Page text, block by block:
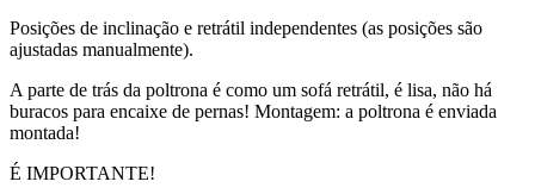
Posições de inclinação e retrátil independentes (as posições são
ajustadas manualmente).
A parte de trás da poltrona é como um sofá retrátil, é lisa, não há
buracos para encaixe de pernas! Montagem: a poltrona é enviada
montada!
É IMPORTANTE!